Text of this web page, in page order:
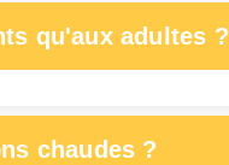
qu'aux adultes ?
chaudes ?